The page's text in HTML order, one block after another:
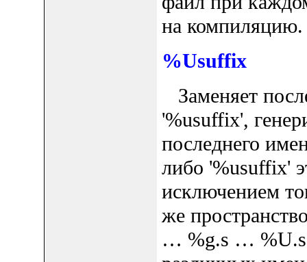
на компиляцию.
%Usuffix
Заменяет
'%usuffix',
последнего
либо '%usuffix'
исключением
же
… %g.s … %U.s'